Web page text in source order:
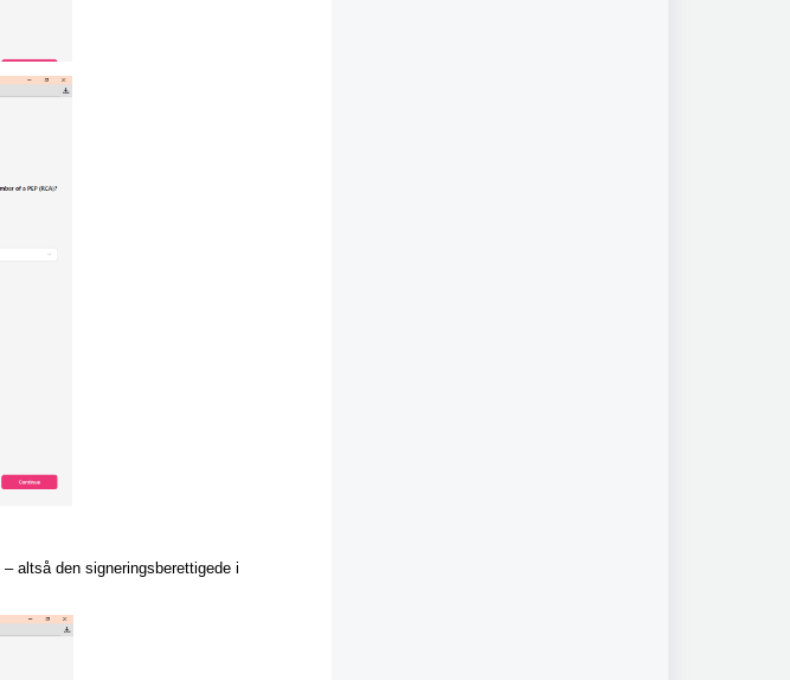
altså den signeringsberettigede i